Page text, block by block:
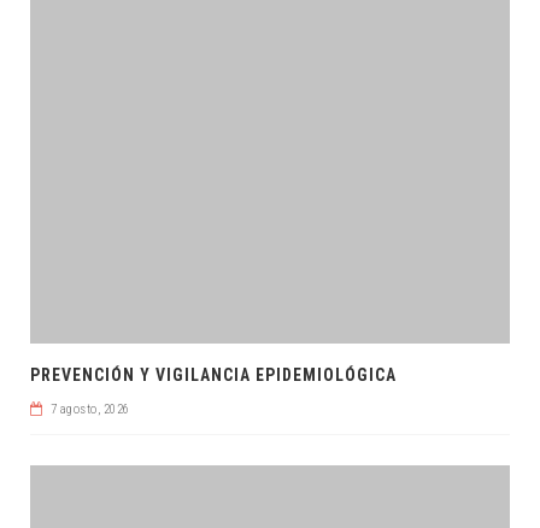
PREVENCIÓN Y VIGILANCIA EPIDEMIOLÓGICA
7 agosto, 2026